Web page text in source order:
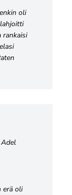
oli
rankaisi
erä oli